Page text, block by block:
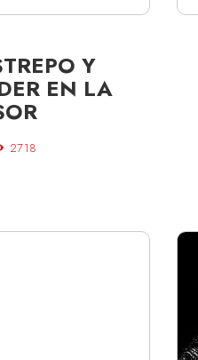
Y
EN LA
2718